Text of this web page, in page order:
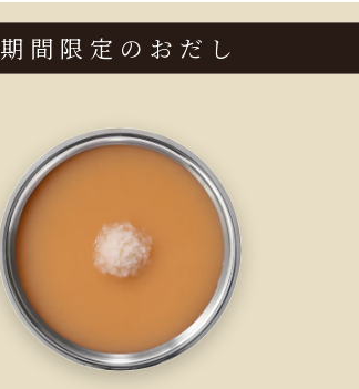
期間限定のおだし